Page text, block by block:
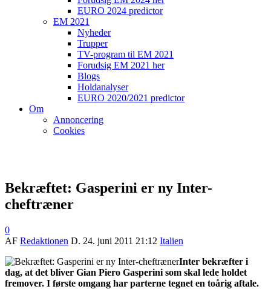
EURO 2024 predictor
EM 2021
Nyheder
Trupper
TV-program til EM 2021
Forudsig EM 2021 her
Blogs
Holdanalyser
EURO 2020/2021 predictor
Om
Annoncering
Cookies
Bekræftet: Gasperini er ny Inter-
cheftræner
0
AF Redaktionen D. 24. juni 2011 21:12 Italien
Inter bekræfter i
dag, at det bliver Gian Piero Gasperini som skal lede holdet
fremover. I første omgang har parterne tegnet en toårig aftale.